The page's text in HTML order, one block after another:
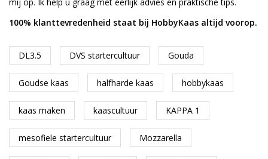
100% klanttevredenheid staat bij HobbyKaas altijd voorop.
DL3.5 DVS startercultuur Gouda
Goudse kaas halfharde kaas hobbykaas
kaas maken kaascultuur KAPPA 1
mesofiele startercultuur Mozzarella